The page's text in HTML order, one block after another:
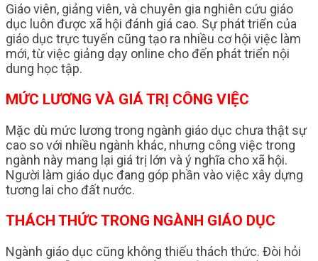
Giáo viên, giảng viên, và chuyên gia nghiên cứu giáo
dục luôn được xã hội đánh giá cao. Sự phát triển của
giáo dục trực tuyến cũng tạo ra nhiều cơ hội việc làm
mới, từ việc giảng dạy online cho đến phát triển nội
dung học tập.
MỨC LƯƠNG VÀ GIÁ TRỊ CÔNG VIỆC
Mặc dù mức lương trong ngành giáo dục chưa thật sự
cao so với nhiều ngành khác, nhưng công việc trong
ngành này mang lại giá trị lớn và ý nghĩa cho xã hội.
Người làm giáo dục đang góp phần vào việc xây dựng
tương lai cho đất nước.
THÁCH THỨC TRONG NGÀNH GIÁO DỤC
Ngành giáo dục cũng không thiếu thách thức. Đòi hỏi